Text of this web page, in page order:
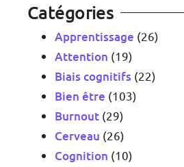
Catégories
Apprentissage (26)
Attention (19)
Biais cognitifs (22)
Bien être (103)
Burnout(29)
Cerveau (26)
Cognition (10)